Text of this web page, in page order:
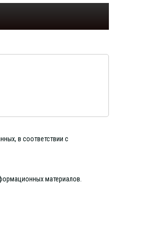
в соответствии с
материалов.